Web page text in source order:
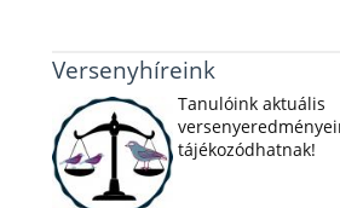
Versenyhíreink
Tanulóink aktuális
tájékozódhatnak!